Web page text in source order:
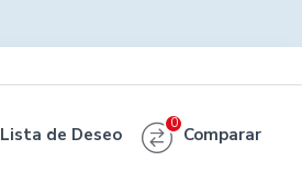
Lista de Deseo Comparar
0